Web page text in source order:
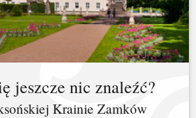
jeszcze nic znaleźć?
Krainie Zamków